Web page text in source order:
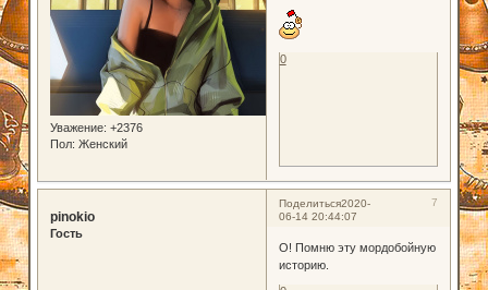
Уважение: +2376
Пол: Женский
0
Поделиться 7
2020-
06-14 20:44:07
pinokio
Гость
О! Помню эту мордобойную
историю.